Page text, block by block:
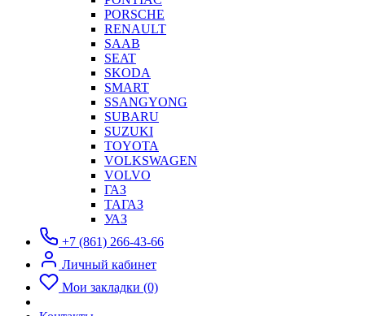
PORSCHE
RENAULT
SAAB
SEAT
SKODA
SMART
SSANGYONG
SUBARU
SUZUKI
TOYOTA
VOLKSWAGEN
VOLVO
ГАЗ
ТАГАЗ
УАЗ
+7 (861) 266-43-66
Личный кабинет
Мои закладки (0)